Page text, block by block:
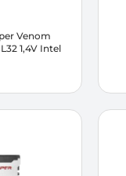
Venom
1,4V Intel